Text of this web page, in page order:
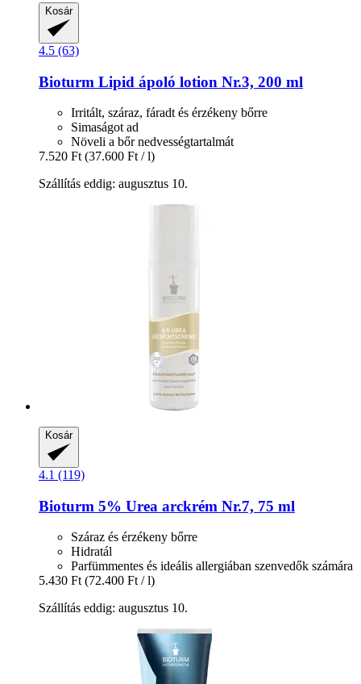
Kosár
4.5 (63)
Bioturm Lipid ápoló lotion Nr.3, 200 ml
Irritált, száraz, fáradt és érzékeny bőrre
Simaságot ad
Növeli a bőr nedvességtartalmát
7.520 Ft (37.600 Ft / l)
Szállítás eddig: augusztus 10.
Kosár
4.1 (119)
Bioturm 5% Urea arckrém Nr.7, 75 ml
Száraz és érzékeny bőrre
Hidratál
Parfümmentes és ideális allergiában szenvedők számára
5.430 Ft (72.400 Ft / l)
Szállítás eddig: augusztus 10.